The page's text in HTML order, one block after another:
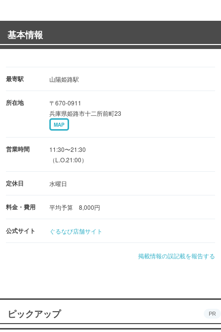
【会席料理】
・水明 … 5,280円
・かにすきセット … 8,800円
・浜コース … 13,200円
・磯コース … 15,400円
・沖コース … 18,700円
※ご希望のお客様には、「かにすき」を『かにちり』に変
ご慶事、ご法事やウエディングプランもご用意しておりま
さまざまなシーンでお気軽にご利用いただけます。
基本情報
最寄駅 山陽姫路駅
所在地
〒670-0911
兵庫県姫路市十二所前町23
MAP
営業時間
11:30〜21:30
（L.O.21:00）
定休日 水曜日
料金・費用 平均予算 8,000円
公式サイト ぐるなび店舗サイト
掲載情報の誤記載を報告する
ピックアップ PR